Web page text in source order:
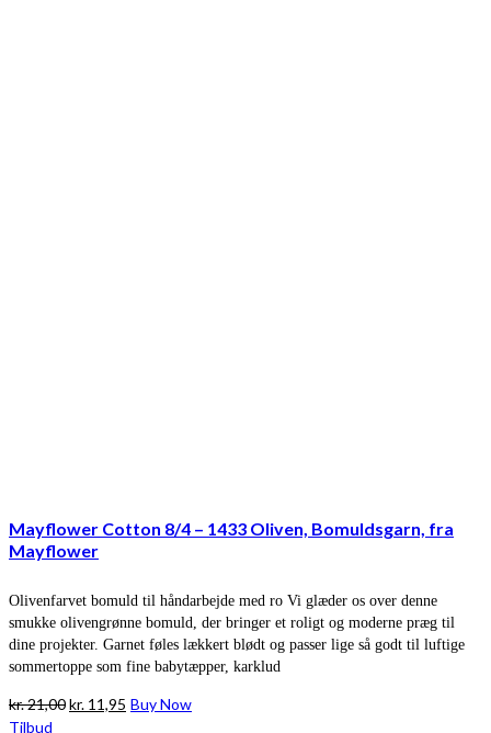
Mayflower Cotton 8/4 – 1433 Oliven, Bomuldsgarn, fra
Mayflower
Olivenfarvet bomuld til håndarbejde med ro Vi glæder os over denne
smukke olivengrønne bomuld, der bringer et roligt og moderne præg til
dine projekter. Garnet føles lækkert blødt og passer lige så godt til luftige
sommertoppe som fine babytæpper, karklud
kr.21,00Den
kr. 11,95 Den
Buy Now
Tilbud